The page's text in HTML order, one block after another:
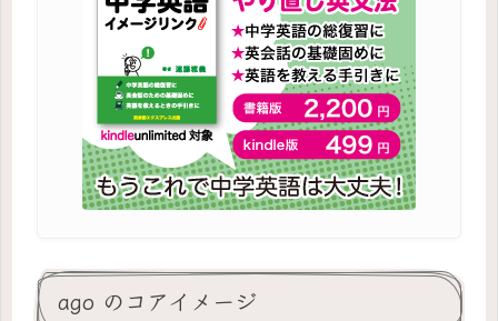
ago のコアイメージ